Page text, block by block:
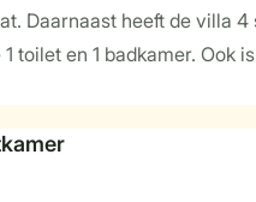
Daarnaast heeft de villa
toilet en 1 badkamer.